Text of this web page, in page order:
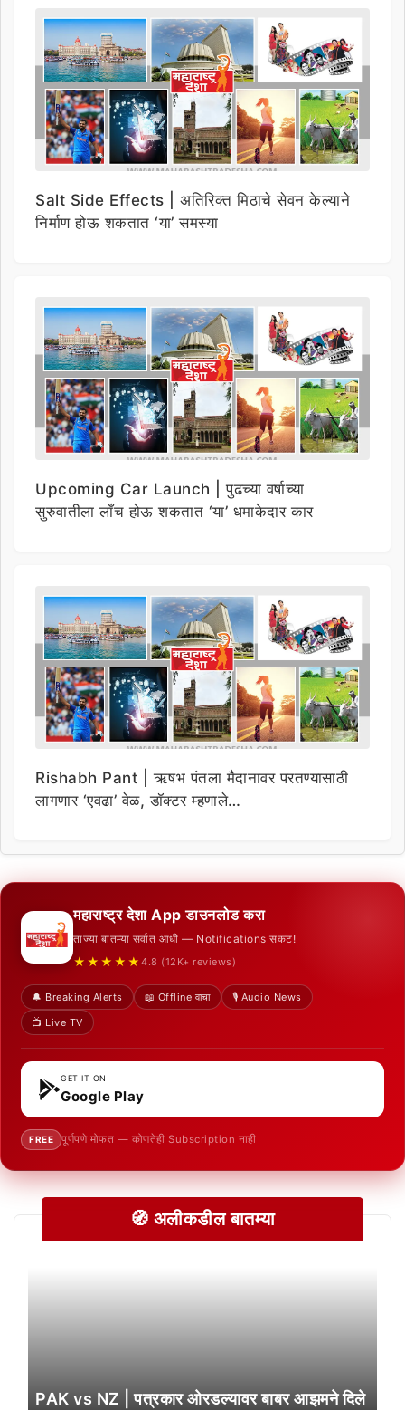
Salt Side Effects | अतिरिक्त मिठाचे सेवन केल्याने
निर्माण होऊ शकतात ‘या’ समस्या
Upcoming Car Launch | पुढच्या वर्षाच्या
सुरुवातीला लाँच होऊ शकतात ‘या’ धमाकेदार कार
Rishabh Pant | ऋषभ पंतला मैदानावर परतण्यासाठी
लागणार ‘एवढा’ वेळ, डॉक्टर म्हणाले…
महाराष्ट्र देशा App डाउनलोड करा
ताज्या बातम्या सर्वात आधी — Notifications सकट!
★★★★★ 4.8 (12K+ reviews)
🔔 Breaking Alerts 📖 Offline वाचा
🎙️ Audio News
📺 Live TV
GET IT ON
Google Play
FREE पूर्णपणे मोफत — कोणतेही Subscription नाही
🧭 अलीकडील बातम्या
PAK vs NZ | पत्रकार ओरडल्यावर बाबर आझमने दिले